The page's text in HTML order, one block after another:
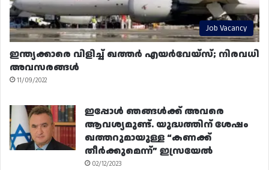
Job Vacancy
ഇന്ത്യക്കാരെ വിളിച്ച് ഖത്തർ എയർവേയ്‌സ്; നിരവധി
അവസരങ്ങൾ
11/09/2022
ഇപ്പോൾ ഞങ്ങൾക്ക് അവരെ
ആവശ്യമുണ്ട്. യുദ്ധത്തിന് ശേഷം
ഖത്തറുമായുള്ള “കണക്ക്
തീർക്കുമെന്ന്” ഇസ്രയേൽ
02/12/2023